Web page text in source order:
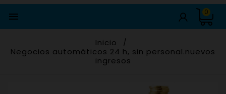
 0
Inicio
Negocios automáticos 24 h, sin personal.nuevos
ingresos